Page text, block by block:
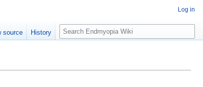
Log in
source History
S
e
c